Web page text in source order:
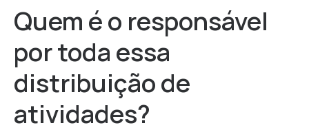
Quem é o responsável
por toda essa
distribuição de
atividades?